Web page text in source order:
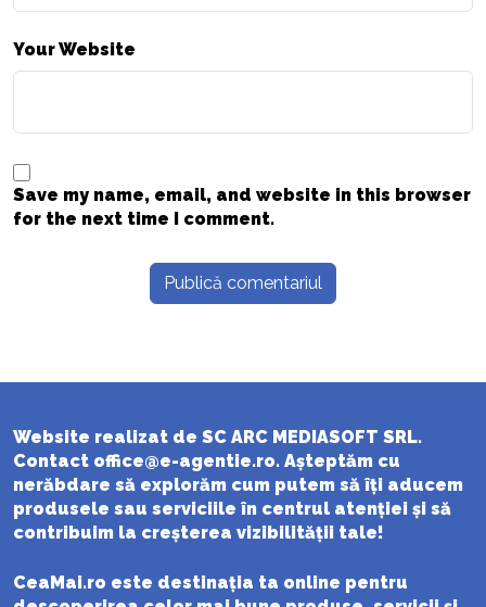
Your Website
Save my name, email, and website in this browser
for the next time I comment.
Website realizat de SC ARC MEDIASOFT SRL.
Contact office@e-agentie.ro. Așteptăm cu
nerăbdare să explorăm cum putem să îți aducem
produsele sau serviciile în centrul atenției și să
contribuim la creșterea vizibilității tale!
CeaMai.ro este destinația ta online pentru